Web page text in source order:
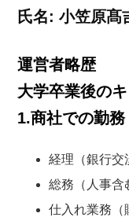
氏名: 小笠原髙
運営者略歴
大学卒業後の
1.商社での勤務
経理（銀行交
総務（人事含
仕入れ業務（